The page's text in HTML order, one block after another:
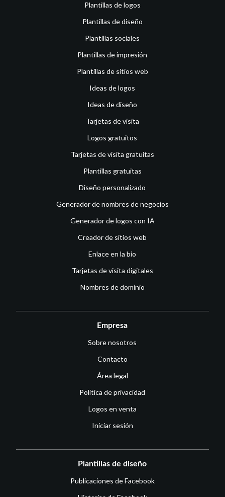
Plantillas de logos
Plantillas de diseño
Plantillas sociales
Plantillas de impresión
Plantillas de sitios web
Ideas de logos
Ideas de diseño
Tarjetas de visita
Logos gratuitos
Tarjetas de visita gratuitas
Plantillas gratuitas
Diseño personalizado
Generador de nombres de negocios
Generador de logos con IA
Creador de sitios web
Enlace en la bio
Tarjetas de visita digitales
Nombres de dominio
Empresa
Sobre nosotros
Contacto
Área legal
Política de privacidad
Logos en venta
Iniciar sesión
Plantillas de diseño
Publicaciones de Facebook